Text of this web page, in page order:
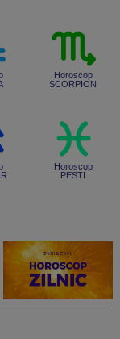
Horoscop
SCORPION
Horoscop
PESTI